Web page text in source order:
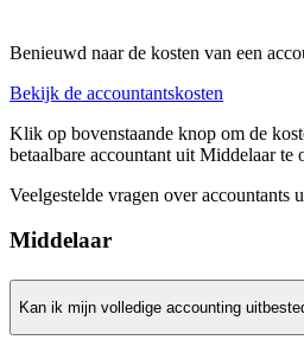
Benieuwd naar de kosten van een
Bekijk de accountantskosten
Klik op bovenstaande knop om de
betaalbare accountant uit Middelaar te
Veelgestelde vragen over accountants
Middelaar
Kan ik mijn volledige accounting